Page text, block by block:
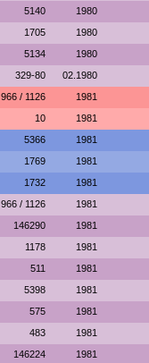
5140 1980
1705 1980
5134 1980
329-80 02.1980
966 / 1126 1981
10 1981
5366 1981
1769 1981
1732 1981
966 / 1126 1981
146290 1981
1178 1981
511 1981
5398 1981
575 1981
483 1981
146224 1981